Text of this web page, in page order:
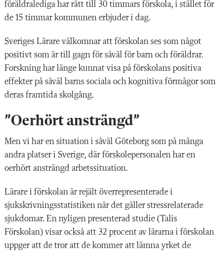
föräldralediga har rätt till 30 timmars förskola, i stället för
de 15 timmar kommunen erbjuder i dag.
Sveriges Lärare välkomnar att förskolan ses som något
positivt som är till gagn för såväl för barn och föräldrar.
Forskning har länge kunnat visa på förskolans positiva
effekter på såväl barns sociala och kognitiva förmågor som
deras framtida skolgång.
”Oerhört ansträngd”
Men vi har en situation i såväl Göteborg som på många
andra platser i Sverige, där förskolepersonalen har en
oerhört ansträngd arbetssituation.
Lärare i förskolan är rejält överrepresenterade i
sjukskrivningsstatistiken när det gäller stressrelaterade
sjukdomar. En nyligen presenterad studie (Talis
Förskolan) visar också att 32 procent av lärarna i förskolan
uppger att de tror att de kommer att lämna yrket de